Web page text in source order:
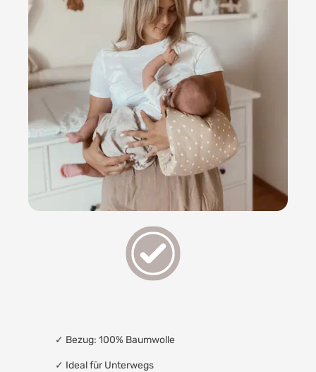
✓ Bezug: 100% Baumwolle
✓ Ideal für Unterwegs